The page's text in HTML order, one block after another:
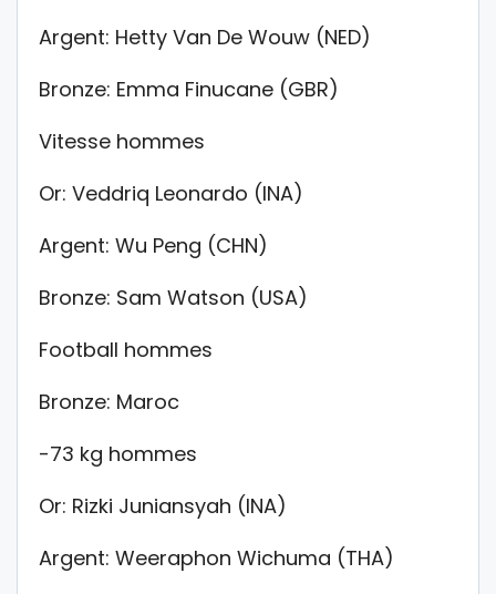
Argent: Hetty Van De Wouw (NED)
Bronze: Emma Finucane (GBR)
Vitesse hommes
Or: Veddriq Leonardo (INA)
Argent: Wu Peng (CHN)
Bronze: Sam Watson (USA)
Football hommes
Bronze: Maroc
-73 kg hommes
Or: Rizki Juniansyah (INA)
Argent: Weeraphon Wichuma (THA)